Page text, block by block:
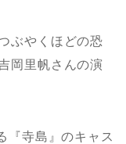
ぶやくほどの恐
岡里帆さんの演
『寺島』のキャス